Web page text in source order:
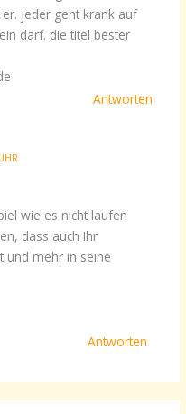
jeder geht krank auf
darf. die titel bester
Antworten
wie es nicht laufen
dass auch Ihr
und mehr in seine
Antworten